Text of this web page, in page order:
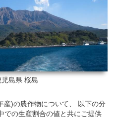
島県 桜島
産)の農作物について、 以下の分
での生産割合の値と共にご提供